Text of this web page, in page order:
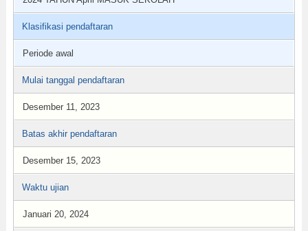
Klasifikasi pendaftaran
Periode awal
Mulai tanggal pendaftaran
Desember 11, 2023
Batas akhir pendaftaran
Desember 15, 2023
Waktu ujian
Januari 20, 2024